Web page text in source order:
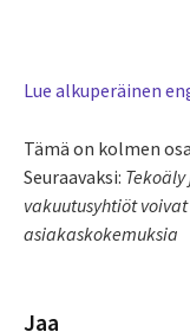
Lue alkuperäinen
Tämä on kolmen
Seuraavaksi:
vakuutusyhtiöt
asiakaskokemuksia
Jaa